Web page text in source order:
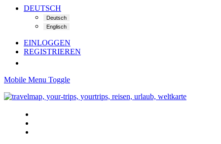
DEUTSCH
EINLOGGEN
REGISTRIEREN
Mobile Menu Toggle